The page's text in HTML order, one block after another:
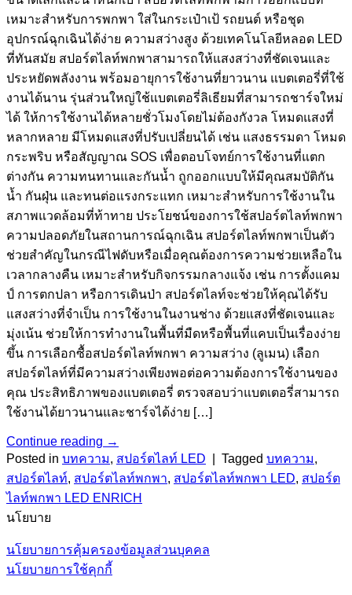
เหมาะสำหรับการพกพา ใส่ในกระเป๋าเป้ รถยนต์ หรือชุด
อุปกรณ์ฉุกเฉินได้ง่าย ความสว่างสูง ด้วยเทคโนโลยีหลอด LED
ที่ทันสมัย สปอร์ตไลท์พกพาสามารถให้แสงสว่างที่ชัดเจนและ
ประหยัดพลังงาน พร้อมอายุการใช้งานที่ยาวนาน แบตเตอรี่ที่ใช้
งานได้นาน รุ่นส่วนใหญ่ใช้แบตเตอรี่ลิเธียมที่สามารถชาร์จใหม่
ได้ ให้การใช้งานได้หลายชั่วโมงโดยไม่ต้องกังวล โหมดแสงที่
หลากหลาย มีโหมดแสงที่ปรับเปลี่ยนได้ เช่น แสงธรรมดา โหมด
กระพริบ หรือสัญญาณ SOS เพื่อตอบโจทย์การใช้งานที่แตก
ต่างกัน ความทนทานและกันน้ำ ถูกออกแบบให้มีคุณสมบัติกัน
น้ำ กันฝุ่น และทนต่อแรงกระแทก เหมาะสำหรับการใช้งานใน
สภาพแวดล้อมที่ท้าทาย ประโยชน์ของการใช้สปอร์ตไลท์พกพา
ความปลอดภัยในสถานการณ์ฉุกเฉิน สปอร์ตไลท์พกพาเป็นตัว
ช่วยสำคัญในกรณีไฟดับหรือเมื่อคุณต้องการความช่วยเหลือใน
เวลากลางคืน เหมาะสำหรับกิจกรรมกลางแจ้ง เช่น การตั้งแคม
ป์ การตกปลา หรือการเดินป่า สปอร์ตไลท์จะช่วยให้คุณได้รับ
แสงสว่างที่จำเป็น การใช้งานในงานช่าง ด้วยแสงที่ชัดเจนและ
มุ่งเน้น ช่วยให้การทำงานในพื้นที่มืดหรือพื้นที่แคบเป็นเรื่องง่าย
ขึ้น การเลือกซื้อสปอร์ตไลท์พกพา ความสว่าง (ลูเมน) เลือก
สปอร์ตไลท์ที่มีความสว่างเพียงพอต่อความต้องการใช้งานของ
คุณ ประสิทธิภาพของแบตเตอรี่ ตรวจสอบว่าแบตเตอรี่สามารถ
ใช้งานได้ยาวนานและชาร์จได้ง่าย […]
Continue reading →
Posted in บทความ, สปอร์ตไลท์ LED Tagged บทความ,
สปอร์ตไลท์, สปอร์ตไลท์พกพา, สปอร์ตไลท์พกพา LED, สปอร์ต
ไลท์พกพา LED ENRICH
นโยบาย
นโยบายการคุ้มครองข้อมูลส่วนบุคคล
นโยบายการใช้คุกกี้